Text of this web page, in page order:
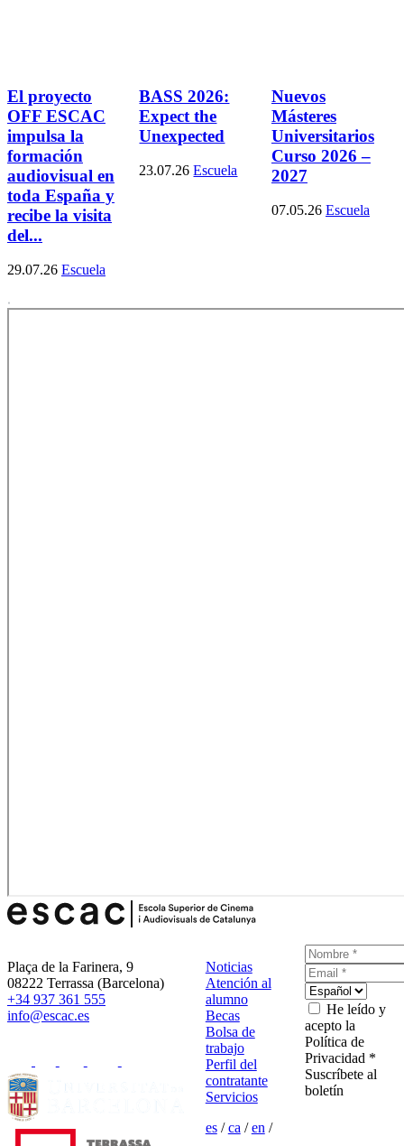
El proyecto
OFF ESCAC
impulsa la
formación
audiovisual en
toda España y
recibe la visita
del...
29.07.26 Escuela
BASS 2026:
Expect the
Unexpected
23.07.26 Escuela
Nuevos
Másteres
Universitarios
Curso 2026 –
2027
07.05.26 Escuela
Plaça de la Farinera, 9
08222 Terrassa (Barcelona)
+34 937 361 555
info@escac.es
Noticias
Atención al
alumno
Becas
Bolsa de
trabajo
Perfil del
contratante
Servicios
es/ca /en /
He leído y
acepto la
Política de
Privacidad *
Suscríbete al
boletín